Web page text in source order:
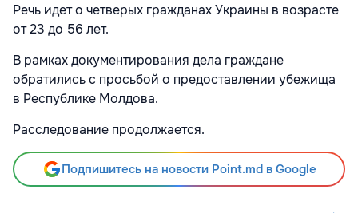
Речь идет о четверых гражданах Украины в возрасте
от 23 до 56 лет.
В рамках документирования дела граждане
обратились с просьбой о предоставлении убежища
в Республике Молдова.
Расследование продолжается.
Подпишитесь на новости Point.md в Google